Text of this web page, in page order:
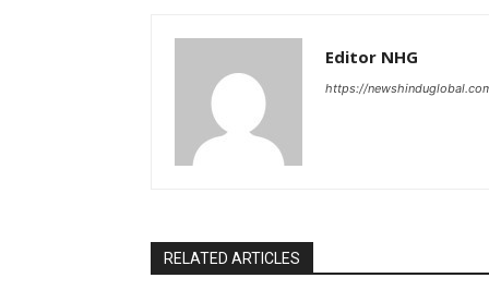
Editor NHG
https://
RELATED ARTICLES